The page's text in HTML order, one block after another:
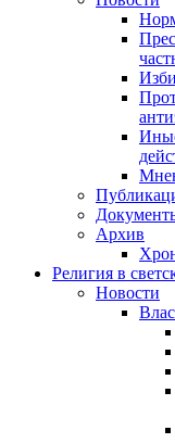
Архив
Религия в
Новости